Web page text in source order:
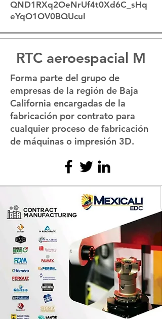
QND1RXq2OeNrUf4t0Xd6C_sHq
eYqO1OV0BQUcuI
RTC aeroespacial M
Forma parte del grupo de
empresas de la región de Baja
California encargadas de la
fabricación por contrato para
cualquier proceso de fabricación
de máquinas o impresión 3D.